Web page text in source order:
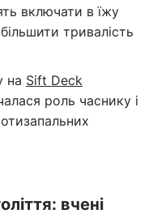
включати в їжу
тривалість
на Sift Deck
роль часнику і
вчені